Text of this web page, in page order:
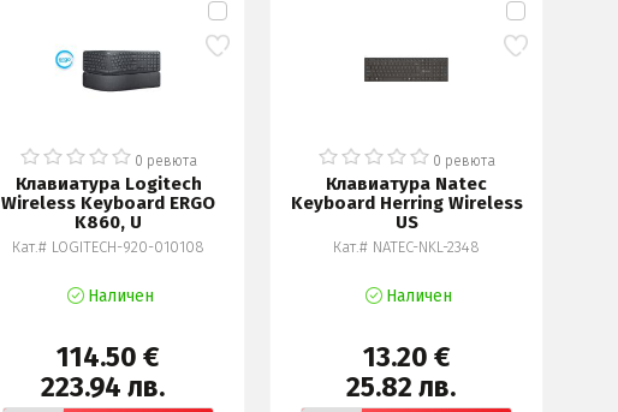
0 ревюта
Клавиатура Logitech
Wireless Keyboard ERGO
K860, U
Кат.# LOGITECH-920-010108
Наличен
114.50 €
223.94 лв.
0 ревюта
Клавиатура Natec
Keyboard Herring Wireless
US
Кат.# NATEC-NKL-2348
Наличен
13.20 €
25.82 лв.